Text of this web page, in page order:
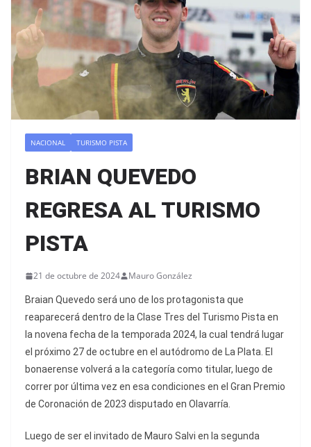
NACIONAL TURISMO PISTA
BRIAN QUEVEDO
REGRESA AL TURISMO
PISTA
21 de octubre de 2024 Mauro González
Braian Quevedo será uno de los protagonista que
reaparecerá dentro de la Clase Tres del Turismo Pista en
la novena fecha de la temporada 2024, la cual tendrá lugar
el próximo 27 de octubre en el autódromo de La Plata. El
bonaerense volverá a la categoría como titular, luego de
correr por última vez en esa condiciones en el Gran Premio
de Coronación de 2023 disputado en Olavarría.
Luego de ser el invitado de Mauro Salvi en la segunda